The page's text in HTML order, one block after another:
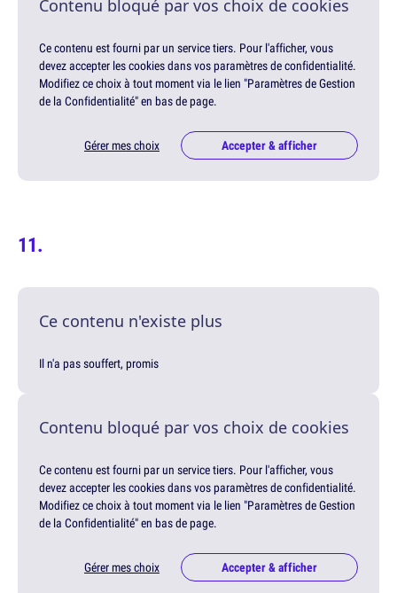
Contenu bloqué par vos choix de cookies
Ce contenu est fourni par un service tiers. Pour l'afficher, vous
devez accepter les cookies dans vos paramètres de confidentialité.
Modifiez ce choix à tout moment via le lien "Paramètres de Gestion
de la Confidentialité" en bas de page.
Gérer mes choix Accepter & afficher
Ce contenu n'existe plus
Il n'a pas souffert, promis
Contenu bloqué par vos choix de cookies
Ce contenu est fourni par un service tiers. Pour l'afficher, vous
devez accepter les cookies dans vos paramètres de confidentialité.
Modifiez ce choix à tout moment via le lien "Paramètres de Gestion
de la Confidentialité" en bas de page.
Gérer mes choix Accepter & afficher